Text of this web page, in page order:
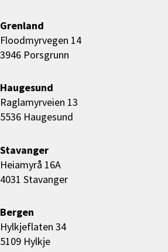
Grenland
Floodmyrvegen 14
3946 Porsgrunn
Haugesund
Raglamyrveien 13
5536 Haugesund
Stavanger
Heiamyrå 16A
4031 Stavanger
Bergen
Hylkjeflaten 34
5109 Hylkje